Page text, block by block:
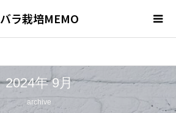
バラ栽培MEMO
2024年 9月
archive